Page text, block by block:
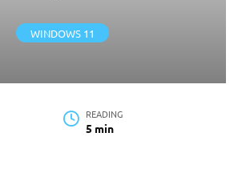
WINDOWS 11
READING
5 min